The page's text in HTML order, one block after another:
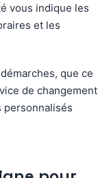
vous indique les
et les
que ce
de changement
personnalisés